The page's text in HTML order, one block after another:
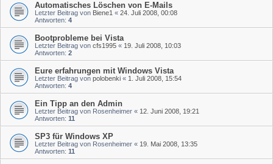
Automatisches Löschen von E-Mails
Letzter Beitrag von Biene1 « 24. Juli 2008, 00:08
Antworten: 4
Bootprobleme bei Vista
Letzter Beitrag von cfs1995 « 19. Juli 2008, 10:03
Antworten: 2
Eure erfahrungen mit Windows Vista
Letzter Beitrag von polobenki « 1. Juli 2008, 15:54
Antworten: 4
Ein Tipp an den Admin
Letzter Beitrag von Rosenheimer « 12. Juni 2008, 19:21
Antworten: 11
SP3 für Windows XP
Letzter Beitrag von Rosenheimer « 19. Mai 2008, 13:35
Antworten: 11